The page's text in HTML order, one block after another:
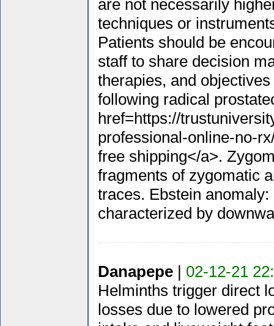
are not necessarily
techniques or
Patients should be
staff to share decision
therapies, and
following radical
href=https://
professional-online-no-
free shipping</a>.
fragments of zygomatic
traces. Ebstein
characterized by
Danapepe| 02-12-21
Helminths trigger direct
losses due to lowered